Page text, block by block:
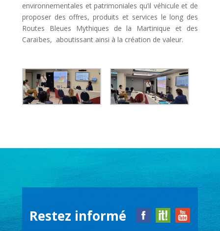
environnementales et patrimoniales qu’il véhicule et de
proposer des offres, produits et services le long des
Routes Bleues Mythiques de la Martinique et des
Caraïbes, aboutissant ainsi à la création de valeur.
Restez informé